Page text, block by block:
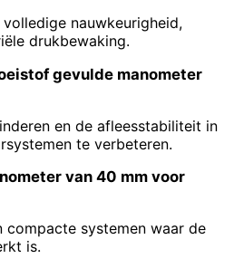
volledige nauwkeurigheid,
drukbewaking.
gevulde manometer
en de afleesstabiliteit in
te verbeteren.
van 40 mm voor
systemen waar de
is.